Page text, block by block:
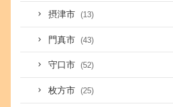
摂津市 (13)
門真市 (43)
守口市 (52)
枚方市 (25)